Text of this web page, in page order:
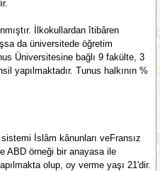
İlkokullardan îtibâren
da üniversitede öğretim
Üniversitesine bağlı 9 fakülte, 3
yapılmaktadır. Tunus halkının %
İslâm kânunları veFransız
ABD örneği bir anayasa ile
olup, oy verme yaşı 21'dir.